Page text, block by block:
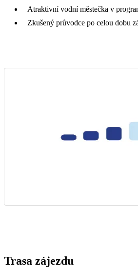
Atraktivní vodní městečka v
Zkušený průvodce po celou dobu
Trasa zájezdu